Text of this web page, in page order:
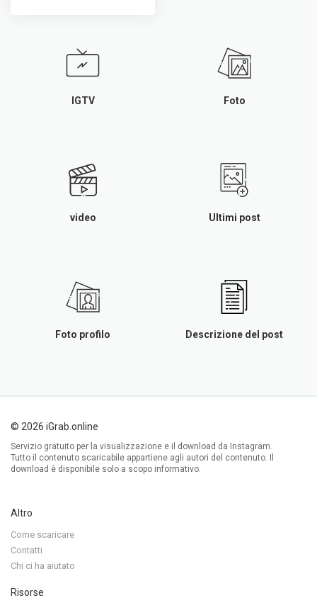
IGTV Foto
video Ultimi post
Foto profilo Descrizione del post
© 2026 iGrab.online
Servizio gratuito per la visualizzazione e il download da Instagram.
Tutto il contenuto scaricabile appartiene agli autori del contenuto. Il
download è disponibile solo a scopo informativo.
Altro
Come scaricare
Contatti
Chi ci ha aiutato
Risorse